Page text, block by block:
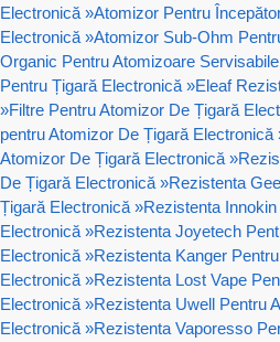
Electronică »Atomizor Pentru
Electronică »Atomizor Sub-Ohm
Organic Pentru Atomizoare Servisabile
Pentru Țigară Electronică »Eleaf
»Filtre Pentru Atomizor De Țigară
pentru Atomizor De Țigară Electronică
Atomizor De Țigară Electronică »
De Țigară Electronică »Rezistenta
Țigară Electronică »Rezistenta
Electronică »Rezistenta Joyetech
Electronică »Rezistenta Kanger
Electronică »Rezistenta Lost Vape
Electronică »Rezistenta Uwell Pentru
Electronică »Rezistenta Vaporesso